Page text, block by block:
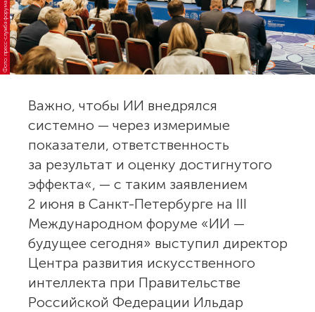
Фото: пресс-служба форума
Важно, чтобы ИИ внедрялся
системно — через измеримые
показатели, ответственность
за результат и оценку достигнутого
эффекта«, — с таким заявлением
2 июня в Санкт-Петербурге на III
Международном форуме «ИИ —
будущее сегодня» выступил директор
Центра развития искусственного
интеллекта при Правительстве
Российской Федерации Ильдар